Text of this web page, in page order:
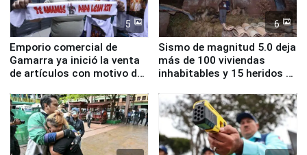
5
Emporio comercial de
Gamarra ya inició la venta
de artículos con motivo de
6
Sismo de magnitud 5.0 deja
más de 100 viviendas
inhabitables y 15 heridos en